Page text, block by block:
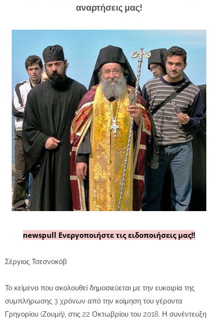
αναρτήσεις μας!
newspull Ενεργοποιήστε τις ειδοποιήσεις μας!!
Σέργιος Τσεσνοκόβ
Το κείμενο που ακολουθεί δημοσιεύεται με την ευκαιρία της
συμπλήρωσης 3 χρόνων από την κοίμηση του γέροντα
Γρηγορίου (Ζουμή), στις 22 Οκτωβρίου του 2018. Η συνέντευξη